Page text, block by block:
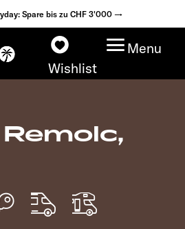
Spare bis zu CHF 3'000 →
Wishlist
Menu